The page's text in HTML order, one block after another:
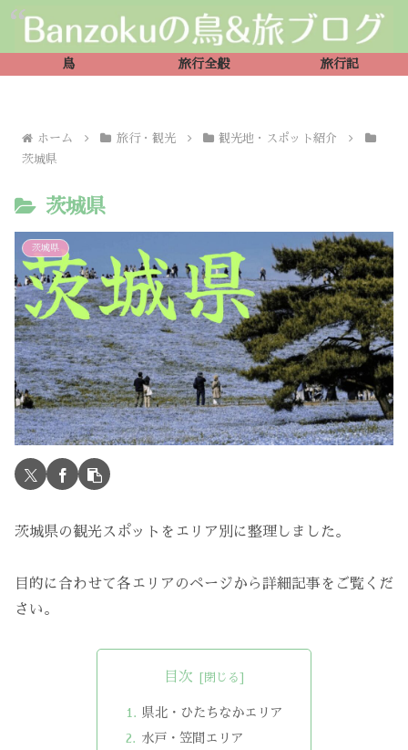
鳥 旅行全般 旅行記
ホーム 旅行・観光
観光地・スポット紹介
茨城県
茨城県
茨城県
茨城県の観光スポットをエリア別に整理しました。
目的に合わせて各エリアのページから詳細記事をご覧くだ
さい。
目次
県北・ひたちなかエリア
水戸・笠間エリア